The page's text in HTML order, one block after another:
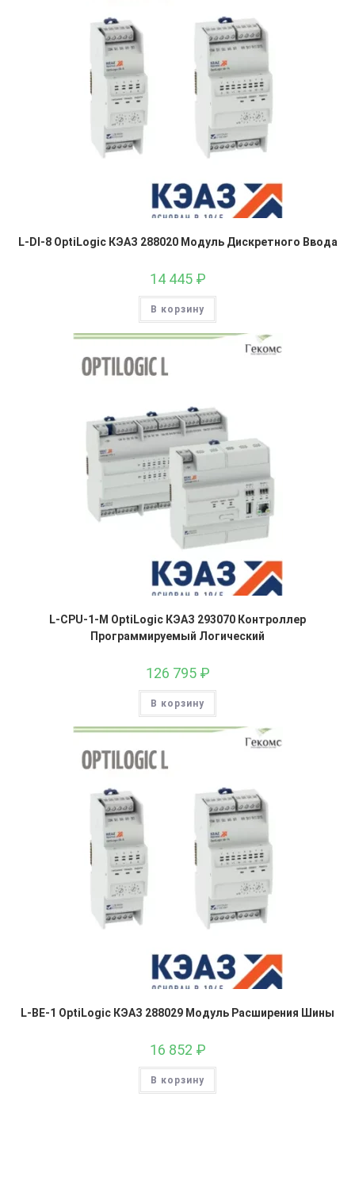
L-DI-8 OptiLogic КЭАЗ 288020 Модуль Дискретного Ввода
14 445 ₽
В корзину
L-CPU-1-M OptiLogic КЭАЗ 293070 Контроллер
Программируемый Логический
126 795 ₽
В корзину
L-BE-1 OptiLogic КЭАЗ 288029 Модуль Расширения Шины
16 852 ₽
В корзину